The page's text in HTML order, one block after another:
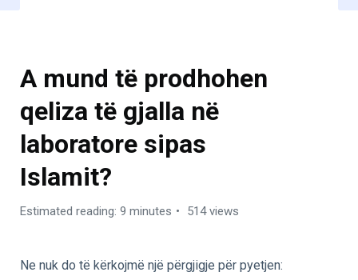
A mund të prodhohen
qeliza të gjalla në
laboratore sipas
Islamit?
Estimated reading: 9 minutes 514 views
Ne nuk do të kërkojmë një përgjigje për pyetjen: